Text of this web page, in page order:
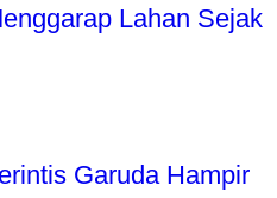
Lahan Sejak
Garuda Hampir